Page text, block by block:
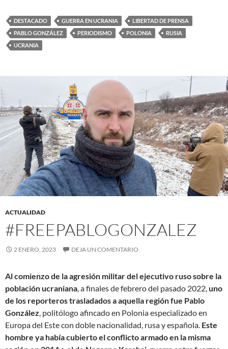
DESTACADO GUERRA EN UCRANIA
LIBERTAD DE PRENSA
PABLO GONZÁLEZ
PERIODISMO POLONIA
RUSIA
UCRANIA
ACTUALIDAD
#FREEPABLOGONZALEZ
2 ENERO, 2023 DEJA UN COMENTARIO
Al comienzo de la agresión militar del ejecutivo ruso sobre la
población ucraniana, a finales de febrero del pasado 2022,uno
de los reporteros trasladados a aquella región fue Pablo
González, politólogo afincado en Polonia especializado en
Europa del Este con doble nacionalidad, rusa y española. Este
hombre ya había cubierto el conflicto armado en la misma